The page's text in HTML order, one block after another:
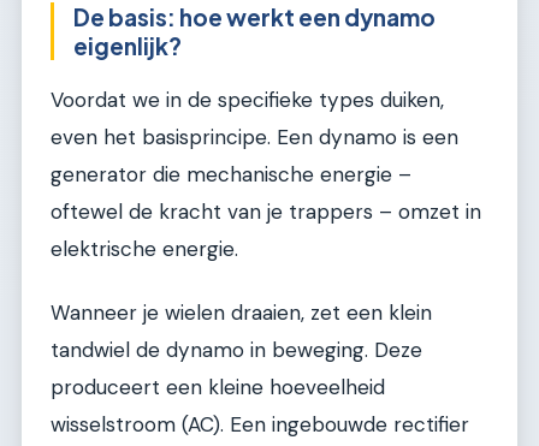
De basis: hoe werkt een dynamo
eigenlijk?
Voordat we in de specifieke types duiken,
even het basisprincipe. Een dynamo is een
generator die mechanische energie –
oftewel de kracht van je trappers – omzet in
elektrische energie.
Wanneer je wielen draaien, zet een klein
tandwiel de dynamo in beweging. Deze
produceert een kleine hoeveelheid
wisselstroom (AC). Een ingebouwde rectifier